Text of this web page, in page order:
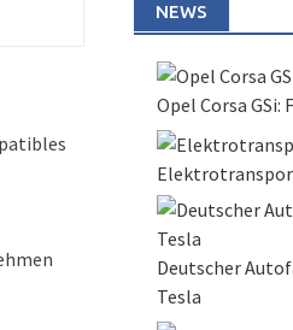
NEWS
Opel Corsa
Deutscher
Tesla